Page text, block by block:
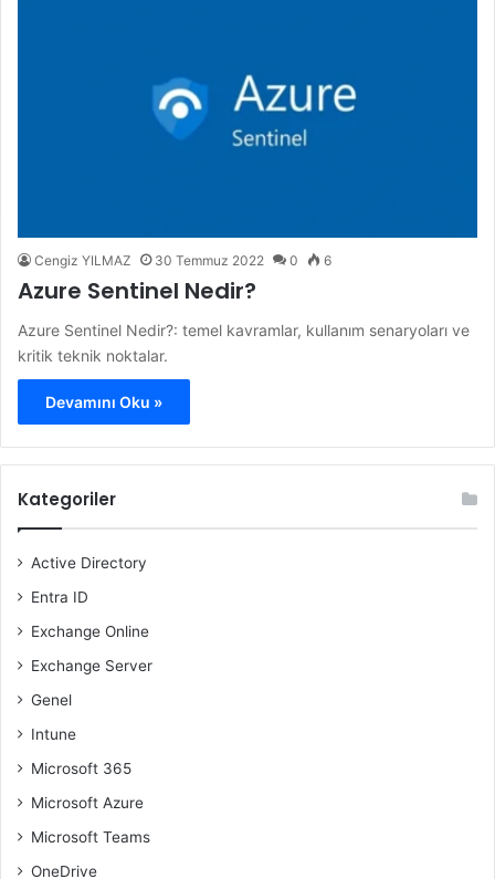
Cengiz YILMAZ 30 Temmuz 2022 0 6
Azure Sentinel Nedir?
Azure Sentinel Nedir?: temel kavramlar, kullanım senaryoları ve
kritik teknik noktalar.
Devamını Oku »
Kategoriler
Active Directory
Entra ID
Exchange Online
Exchange Server
Genel
Intune
Microsoft 365
Microsoft Azure
Microsoft Teams
OneDrive